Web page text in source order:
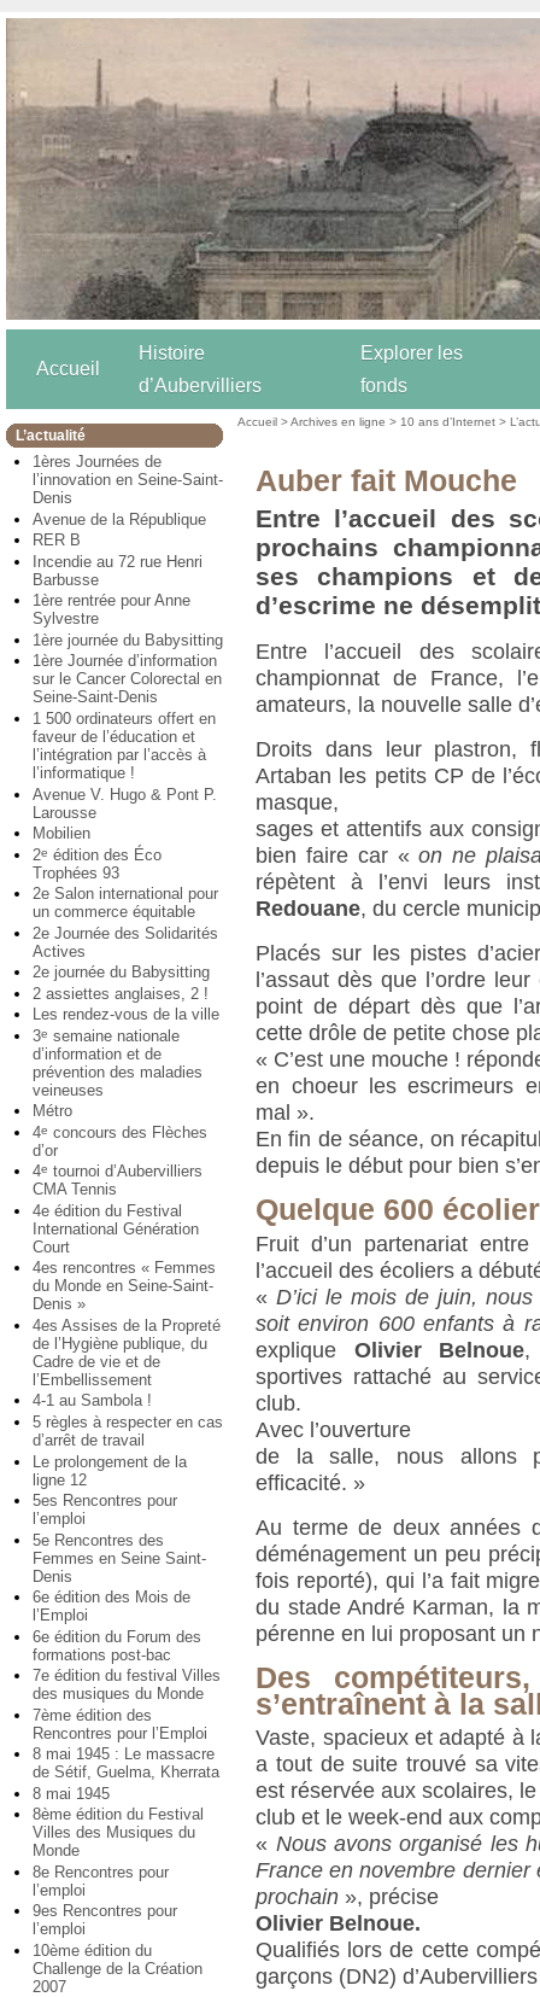
Accueil
Histoire
d’Aubervilliers
Explorer les
fonds
L’actualité
1ères Journées de
l’innovation en Seine-Saint-
Denis
Avenue de la République
RER B
Incendie au 72 rue Henri
Barbusse
1ère rentrée pour Anne
Sylvestre
1ère journée du Babysitting
1ère Journée d’information
sur le Cancer Colorectal en
Seine-Saint-Denis
1 500 ordinateurs offert en
faveur de l’éducation et
l’intégration par l’accès à
l’informatique !
Avenue V. Hugo & Pont P.
Larousse
Mobilien
2e édition des Éco
Trophées 93
2e Salon international pour
un commerce équitable
2e Journée des Solidarités
Actives
2e journée du Babysitting
2 assiettes anglaises, 2 !
Les rendez-vous de la ville
3e semaine nationale
d’information et de
prévention des maladies
veineuses
Métro
4e concours des Flèches
d’or
4e tournoi d’Aubervilliers
CMA Tennis
4e édition du Festival
International Génération
Court
4es rencontres « Femmes
du Monde en Seine-Saint-
Denis »
4es Assises de la Propreté
de l’Hygiène publique, du
Cadre de vie et de
l’Embellissement
4-1 au Sambola !
5 règles à respecter en cas
d’arrêt de travail
Le prolongement de la
ligne 12
5es Rencontres pour
l’emploi
5e Rencontres des
Femmes en Seine Saint-
Denis
6e édition des Mois de
l’Emploi
6e édition du Forum des
formations post-bac
7e édition du festival Villes
des musiques du Monde
7ème édition des
Rencontres pour l’Emploi
8 mai 1945 : Le massacre
de Sétif, Guelma, Kherrata
8 mai 1945
8ème édition du Festival
Villes des Musiques du
Monde
8e Rencontres pour
l’emploi
9es Rencontres pour
l’emploi
10ème édition du
Challenge de la Création
2007
Accueil >Archives en ligne > 10 ans d’Internet >
Auber fait Mouche
Entre l’accueil des
prochains
ses champions et
d’escrime ne
Entre l’accueil des
championnat de France,
amateurs, la nouvelle salle
Droits dans leur plastron,
Artaban les petits CP de
masque,
sages et attentifs aux
bien faire car «on ne
répètent à l’envi leurs
Redouane, du cercle
Placés sur les pistes
l’assaut dès que l’ordre
point de départ dès que
cette drôle de petite chose
« C’est une mouche !
en choeur les escrimeurs
mal ».
En fin de séance, on
depuis le début pour bien
Quelque 600
Fruit d’un partenariat
l’accueil des écoliers a
«D’ici le mois de juin,
soit environ 600 enfants à
explique Olivier Belnoue,
sportives rattaché au
club.
Avec l’ouverture
de la salle, nous allons
efficacité. »
Au terme de deux années
déménagement un peu
fois reporté), qui l’a fait
du stade André Karman, la
pérenne en lui proposant un
Des
s’entraînent à la
Vaste, spacieux et adapté à
a tout de suite trouvé sa
est réservée aux scolaires,
club et le week-end aux
« Nous avons organisé les
France en novembre
prochain », précise
Olivier Belnoue.
Qualifiés lors de cette
garçons (DN2)